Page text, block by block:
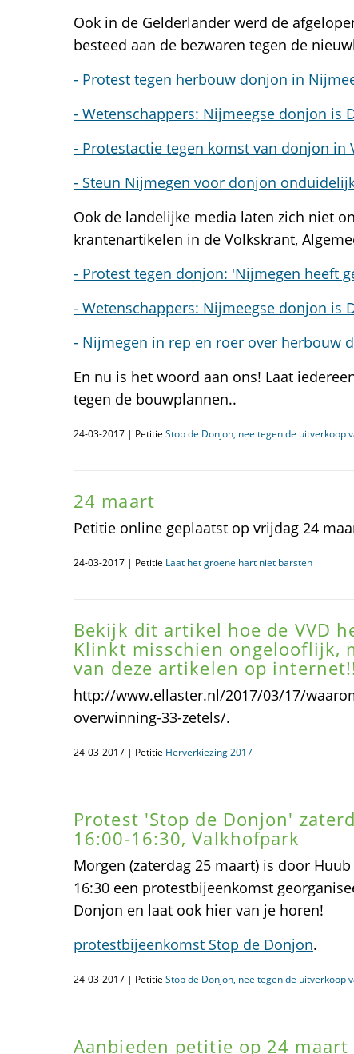
Ook in de Gelderlander werd de
besteed aan de bezwaren tegen de
- Protest tegen herbouw donjon in
- Wetenschappers: Nijmeegse donjon is
- Protestactie tegen komst van donjon in
- Steun Nijmegen voor donjon
Ook de landelijke media laten zich niet
krantenartikelen in de Volkskrant,
- Protest tegen donjon: 'Nijmegen heeft
- Wetenschappers: Nijmeegse donjon is
- Nijmegen in rep en roer over herbouw
En nu is het woord aan ons! Laat
tegen de bouwplannen..
24-03-2017 | Petitie Stop de Donjon, nee tegen de uitverkoop
24 maart
Petitie online geplaatst op vrijdag 24
24-03-2017 | Petitie Laat het groene hart niet barsten
Bekijk dit artikel hoe de VVD
Klinkt misschien ongelooflijk,
van deze artikelen op
http://www.ellaster.nl/2017/03/17/
overwinning-33-zetels/.
24-03-2017 | Petitie Herverkiezing 2017
Protest 'Stop de Donjon'
16:00-16:30, Valkhofpark
Morgen (zaterdag 25 maart) is door
16:30 een protestbijeenkomst
Donjon en laat ook hier van je horen!
protestbijeenkomst Stop de Donjon.
24-03-2017 | Petitie Stop de Donjon, nee tegen de uitverkoop
Aanbieden petitie op 24 maart